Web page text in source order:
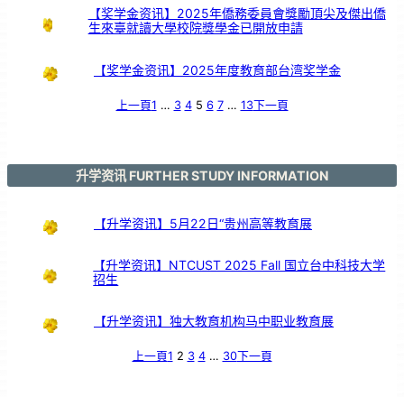
【奖学金资讯】2025年僑務委員會獎勵頂尖及傑出僑
生來臺就讀大學校院獎學金已開放申請
【奖学金资讯】2025年度教育部台湾奖学金
上一頁1 … 3 4 5 6 7 … 13下一頁
升学资讯 FURTHER STUDY INFORMATION
【升学资讯】5月22日“贵州高等教育展
【升学资讯】NTCUST 2025 Fall 国立台中科技大学
招生
【升学资讯】独大教育机构马中职业教育展
上一頁1 2 3 4 … 30下一頁